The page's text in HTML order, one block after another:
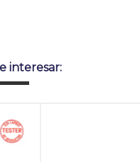
interesar: